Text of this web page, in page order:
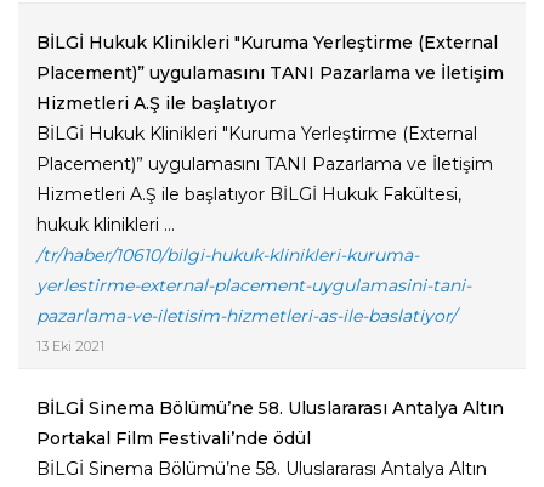
BİLGİ Hukuk Klinikleri "Kuruma Yerleştirme (External
Placement)” uygulamasını TANI Pazarlama ve İletişim
Hizmetleri A.Ş ile başlatıyor
BİLGİ Hukuk Klinikleri "Kuruma Yerleştirme (External
Placement)” uygulamasını TANI Pazarlama ve İletişim
Hizmetleri A.Ş ile başlatıyor BİLGİ Hukuk Fakültesi,
hukuk klinikleri ...
/tr/haber/10610/bilgi-hukuk-klinikleri-kuruma-
yerlestirme-external-placement-uygulamasini-tani-
pazarlama-ve-iletisim-hizmetleri-as-ile-baslatiyor/
13 Eki 2021
BİLGİ Sinema Bölümü’ne 58. Uluslararası Antalya Altın
Portakal Film Festivali’nde ödül
BİLGİ Sinema Bölümü’ne 58. Uluslararası Antalya Altın